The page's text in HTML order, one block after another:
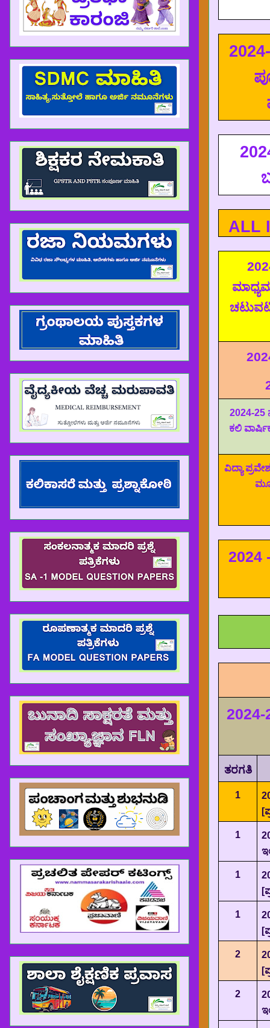
ALL
2024-25
ಕಲಿ
ವಿದ್ಯಾ
2024
2024-
ತರಗತಿ
1
[
1
1
[
1
[
2
[
2
HRMS ಸೇವಾ ಮಾಹಿತಿಯನ್ನು ವೈಯಕ್ತಿಕ ಲಾಗಿನ್ ಮೂಲಕ